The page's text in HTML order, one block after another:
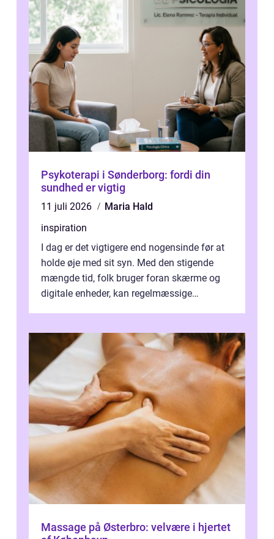
Psykoterapi i Sønderborg: fordi din
sundhed er vigtig
11 juli 2026
Maria Hald
inspiration
I dag er det vigtigere end nogensinde før at
holde øje med sit syn. Med den stigende
mængde tid, folk bruger foran skærme og
digitale enheder, kan regelmæssige
Massage på Østerbro: velvære i hjertet